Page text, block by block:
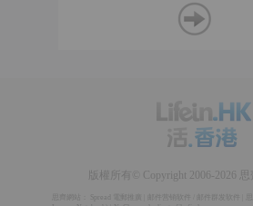
版權所有© Copyright 2006-2026 思
Spread 電郵推廣